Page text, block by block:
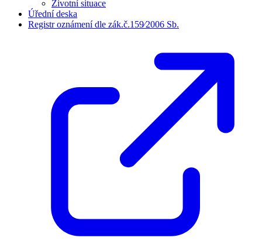
Životní situace
Úřední deska
Registr oznámení dle zák.č.159⁄2006 Sb.